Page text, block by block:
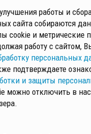
победу в рамках X
универсиады
И ЗАЩИТЫ
работы и
сайта собираются
cookie и метрические
работу с сайтом,
персональных
подтверждаете
и защиты
можно отключить в